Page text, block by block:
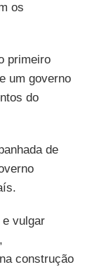
os
primeiro
um governo
do
de
vulgar
construção